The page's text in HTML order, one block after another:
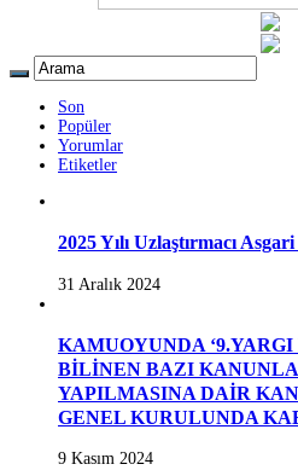
Son
Popüler
Yorumlar
Etiketler
2025 Yılı Uzlaştırmacı
31 Aralık 2024
KAMUOYUNDA
BİLİNEN BAZI
YAPILMASINA DAİR
GENEL KURULUNDA
9 Kasım 2024